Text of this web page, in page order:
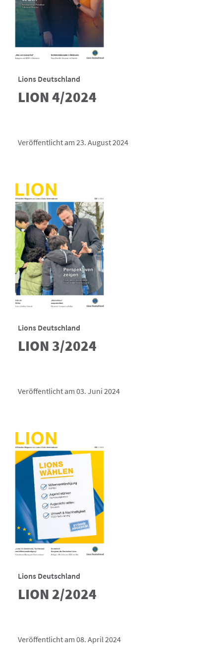
Lions Deutschland
LION 4/2024
Veröffentlicht am 23. August 2024
Lions Deutschland
LION 3/2024
Veröffentlicht am 03. Juni 2024
Lions Deutschland
LION 2/2024
Veröffentlicht am 08. April 2024